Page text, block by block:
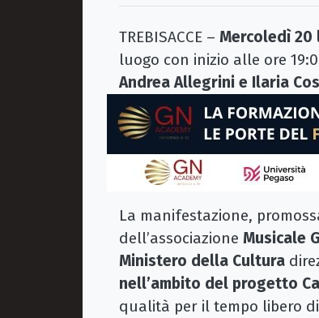
TREBISACCE – Mercoledì 20
luogo con inizio alle ore
Andrea Allegrini e Ilaria
La manifestazione,
dell’associazione Musicale
Ministero della Cultura
nell’ambito del progetto
qualità per il tempo libero